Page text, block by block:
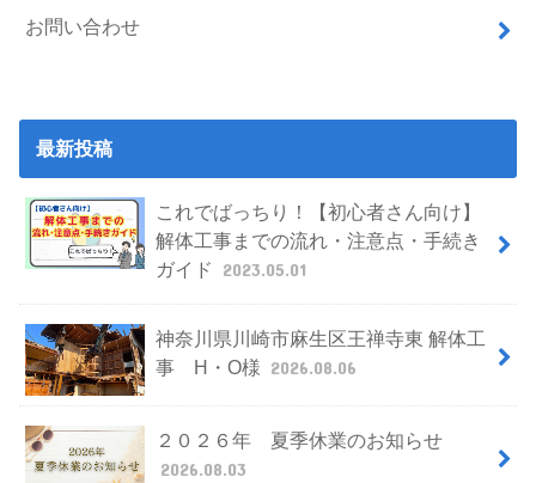
お問い合わせ
最新投稿
これでばっちり！【初心者さん向け】
解体工事までの流れ・注意点・手続き
ガイド
2023.05.01
神奈川県川崎市麻生区王禅寺東 解体工
事 H・O様 2026.08.06
２０２６年 夏季休業のお知らせ
2026.08.03